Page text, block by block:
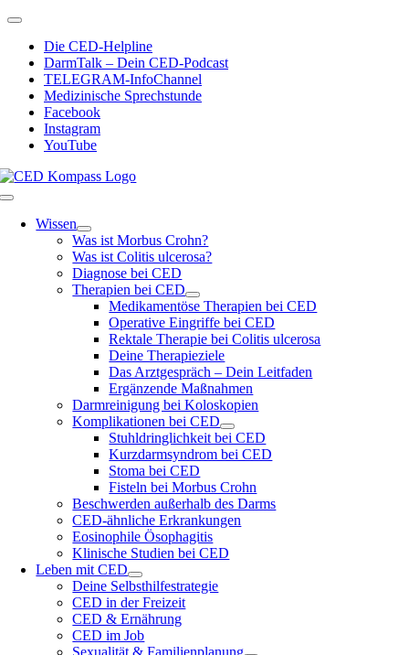
Zum
springen
Toggle
NavigationDie CED-Helpline
DarmTalk – Dein CED-Podcast
TELEGRAM-InfoChannel
Medizinische Sprechstunde
Facebook
Instagram
YouTube
Toggle
NavigationWissen
Was ist Morbus Crohn?
Was ist Colitis ulcerosa?
Diagnose bei CED
Therapien bei CED
Medikamentöse Therapien bei CED
Operative Eingriffe bei CED
Rektale Therapie bei Colitis ulcerosa
Deine Therapieziele
Das Arztgespräch – Dein Leitfaden
Ergänzende Maßnahmen
Darmreinigung bei Koloskopien
Komplikationen bei CED
Stuhldringlichkeit bei CED
Kurzdarmsyndrom bei CED
Stoma bei CED
Fisteln bei Morbus Crohn
Beschwerden außerhalb des Darms
CED-ähnliche Erkrankungen
Eosinophile Ösophagitis
Klinische Studien bei CED
Leben mit CED
Deine Selbsthilfestrategie
CED in der Freizeit
CED & Ernährung
CED im Job
Sexualität & Familienplanung